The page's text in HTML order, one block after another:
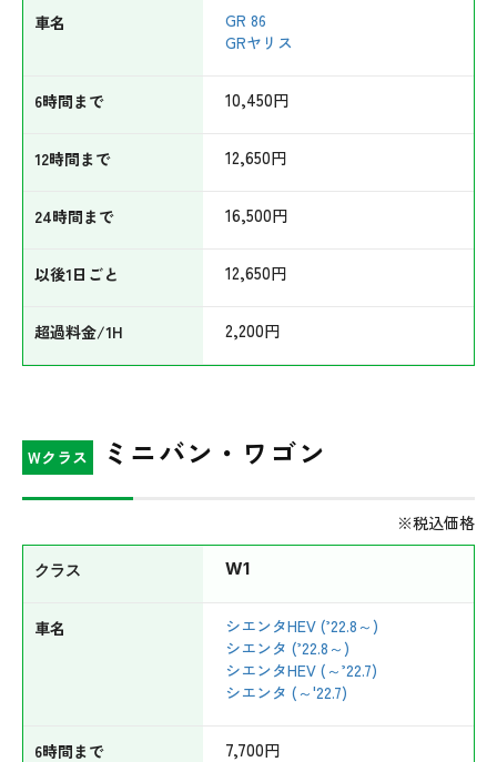
GR 86
GRヤリス
10,450円
12,650円
16,500円
12,650円
2,200円
Wクラス ミニバン・ワゴン
※税込価格
W1
シエンタHEV (’22.8～)
シエンタ (’22.8～)
シエンタHEV (～’22.7)
シエンタ (～'22.7)
7,700円